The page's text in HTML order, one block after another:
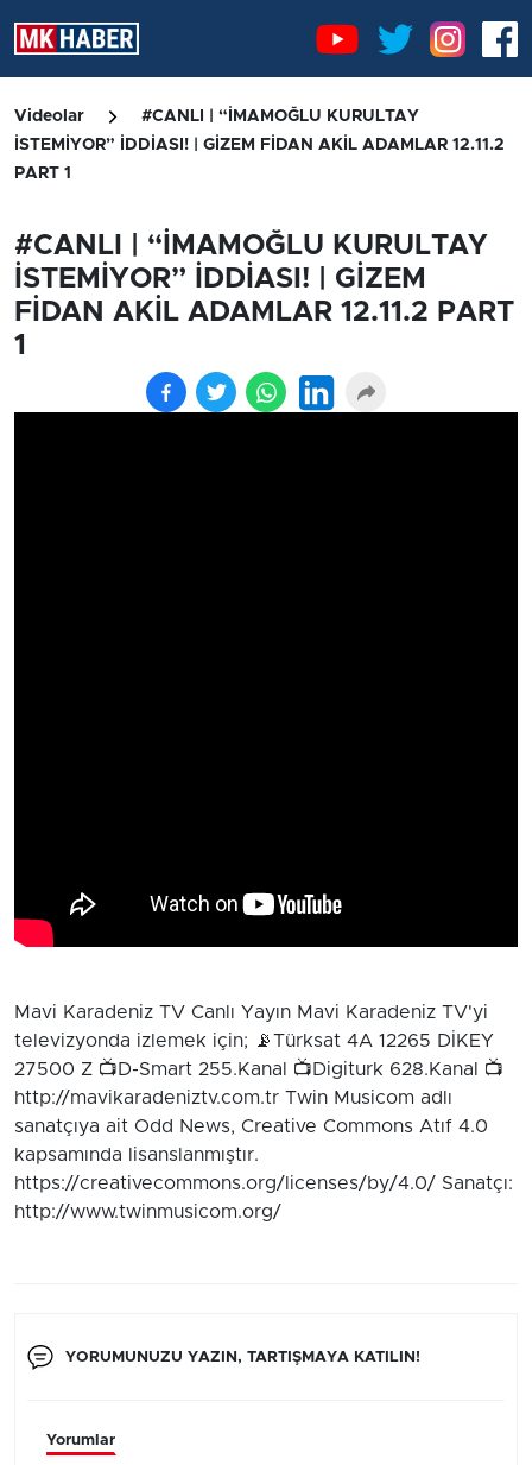
Videolar
#CANLI | “İMAMOĞLU KURULTAY
İSTEMİYOR” İDDİASI! | GİZEM FİDAN AKİL ADAMLAR 12.11.2
PART 1
#CANLI | “İMAMOĞLU KURULTAY
İSTEMİYOR” İDDİASI! | GİZEM
FİDAN AKİL ADAMLAR 12.11.2 PART
1
Mavi Karadeniz TV Canlı Yayın Mavi Karadeniz TV'yi
televizyonda izlemek için; 📡Türksat 4A 12265 DİKEY
27500 Z 📺D-Smart 255.Kanal 📺Digiturk 628.Kanal 📺
http://mavikaradeniztv.com.tr Twin Musicom adlı
sanatçıya ait Odd News, Creative Commons Atıf 4.0
kapsamında lisanslanmıştır.
https://creativecommons.org/licenses/by/4.0/ Sanatçı:
http://www.twinmusicom.org/
YORUMUNUZU YAZIN, TARTIŞMAYA KATILIN!
Yorumlar